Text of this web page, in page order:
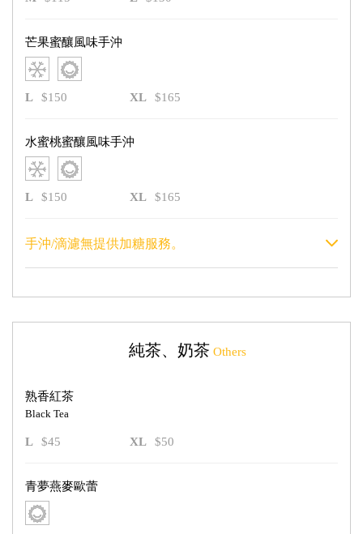
芒果蜜釀風味手沖
L $150 XL $165
水蜜桃蜜釀風味手沖
L $150 XL $165
手沖/滴濾無提供加糖服務。
純茶、奶茶 Others
熟香紅茶
Black Tea
L $45 XL $50
青夢燕麥歐蕾